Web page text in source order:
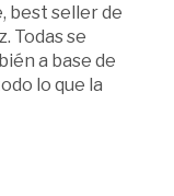
best seller de
Todas se
a base de
lo que la